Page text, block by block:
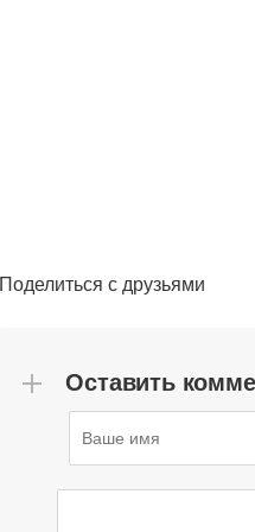
Поделиться с друзьями
Оставить